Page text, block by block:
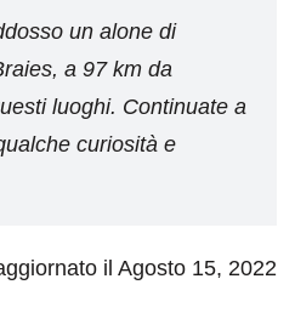
un alone di
a 97 km da
luoghi. Continuate a
curiosità e
il Agosto 15, 2022